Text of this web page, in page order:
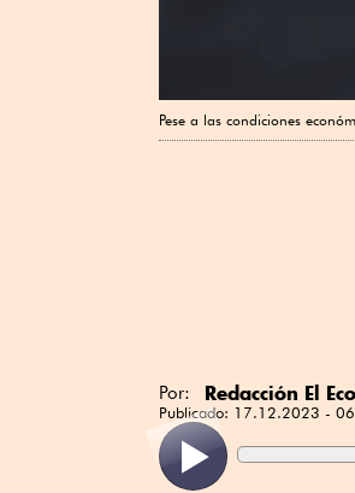
Pese a las condiciones
Por: Redacción El
Publicado: 17.12.2023 -